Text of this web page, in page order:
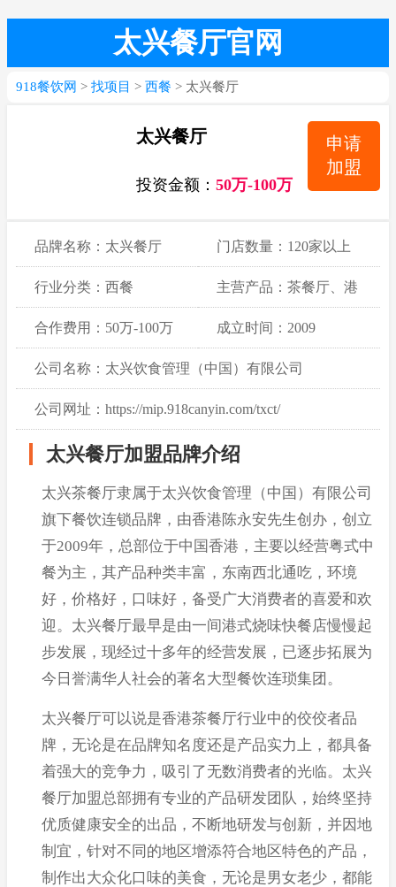
太兴餐厅官网
918餐饮网 > 找项目 > 西餐 > 太兴餐厅
太兴餐厅
投资金额： 50万-100万
申请
加盟
品牌名称：太兴餐厅 门店数量：120家以上
行业分类：西餐 主营产品：茶餐厅、港
式快餐
合作费用：50万-100万 成立时间：2009
公司名称：太兴饮食管理（中国）有限公司
公司网址：https://mip.918canyin.com/txct/
太兴餐厅加盟品牌介绍
太兴茶餐厅隶属于太兴饮食管理（中国）有限公司
旗下餐饮连锁品牌，由香港陈永安先生创办，创立
于2009年，总部位于中国香港，主要以经营粤式中
餐为主，其产品种类丰富，东南西北通吃，环境
好，价格好，口味好，备受广大消费者的喜爱和欢
迎。太兴餐厅最早是由一间港式烧味快餐店慢慢起
步发展，现经过十多年的经营发展，已逐步拓展为
今日誉满华人社会的著名大型餐饮连琐集团。
太兴餐厅可以说是香港茶餐厅行业中的佼佼者品
牌，无论是在品牌知名度还是产品实力上，都具备
着强大的竞争力，吸引了无数消费者的光临。太兴
餐厅加盟总部拥有专业的产品研发团队，始终坚持
优质健康安全的出品，不断地研发与创新，并因地
制宜，针对不同的地区增添符合地区特色的产品，
制作出大众化口味的美食，无论是男女老少，都能